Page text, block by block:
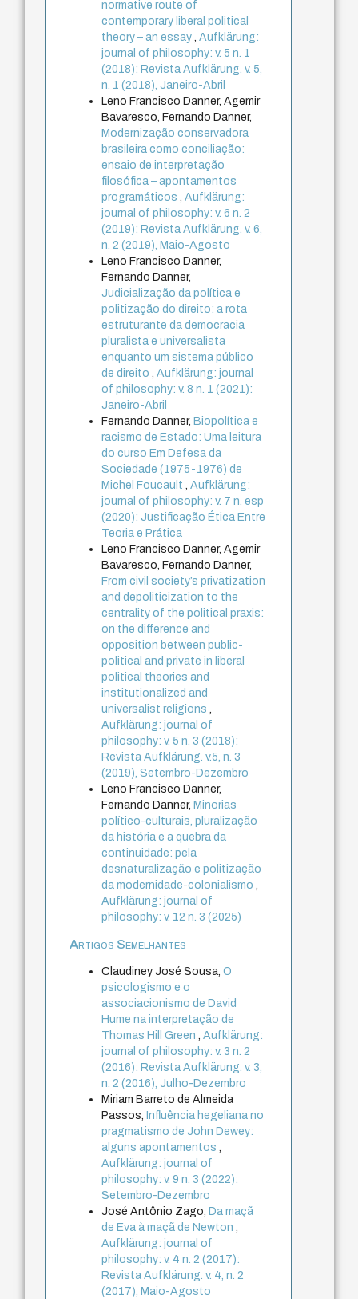
normative route of
contemporary liberal political
theory – an essay,Aufklärung:
journal of philosophy: v. 5 n. 1
(2018): Revista Aufklärung. v. 5,
n. 1 (2018), Janeiro-Abril
Leno Francisco Danner, Agemir
Bavaresco, Fernando Danner,
Modernização conservadora
brasileira como conciliação:
ensaio de interpretação
filosófica – apontamentos
programáticos,Aufklärung:
journal of philosophy: v. 6 n. 2
(2019): Revista Aufklärung. v. 6,
n. 2 (2019), Maio-Agosto
Leno Francisco Danner,
Fernando Danner,
Judicialização da política e
politização do direito: a rota
estruturante da democracia
pluralista e universalista
enquanto um sistema público
de direito,Aufklärung: journal
of philosophy: v. 8 n. 1 (2021):
Janeiro-Abril
Fernando Danner, Biopolítica e
racismo de Estado: Uma leitura
do curso Em Defesa da
Sociedade (1975-1976) de
Michel Foucault,Aufklärung:
journal of philosophy: v. 7 n. esp
(2020): Justificação Ética Entre
Teoria e Prática
Leno Francisco Danner, Agemir
Bavaresco, Fernando Danner,
From civil society’s privatization
and depoliticization to the
centrality of the political praxis:
on the difference and
opposition between public-
political and private in liberal
political theories and
institutionalized and
universalist religions,
Aufklärung: journal of
philosophy: v. 5 n. 3 (2018):
Revista Aufklärung. v.5, n. 3
(2019), Setembro-Dezembro
Leno Francisco Danner,
Fernando Danner, Minorias
político-culturais, pluralização
da história e a quebra da
continuidade: pela
desnaturalização e politização
da modernidade-colonialismo,
Aufklärung: journal of
philosophy: v. 12 n. 3 (2025)
Artigos Semelhantes
Claudiney José Sousa,O
psicologismo e o
associacionismo de David
Hume na interpretação de
Thomas Hill Green,Aufklärung:
journal of philosophy: v. 3 n. 2
(2016): Revista Aufklärung. v. 3,
n. 2 (2016), Julho-Dezembro
Miriam Barreto de Almeida
Passos, Influência hegeliana no
pragmatismo de John Dewey:
alguns apontamentos,
Aufklärung: journal of
philosophy: v. 9 n. 3 (2022):
Setembro-Dezembro
José Antônio Zago, Da maçã
de Eva à maçã de Newton,
Aufklärung: journal of
philosophy: v. 4 n. 2 (2017):
Revista Aufklärung. v. 4, n. 2
(2017), Maio-Agosto